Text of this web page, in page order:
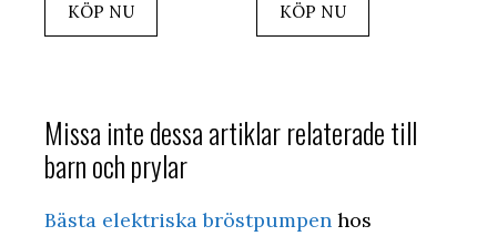
KÖP NU KÖP NU
Missa inte dessa artiklar relaterade till
barn och prylar
Bästa elektriska bröstpumpen hos